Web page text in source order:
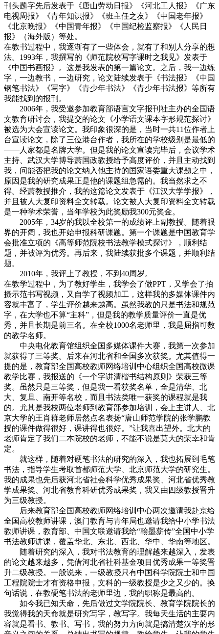
刊头题字先后发表于《唐山劳动日报》《河北工人报》《广东
电视周报》《青年知识报》《班主任之友》《中国老年报》
《北京晚报》《中国青年报》《中国纪检监察报》《人民日
报》（海外版）等处。
在教书过程中，我逐渐有了一些体会，就有了和别人分享的想
法。1993年，我撰写的《师范院校写字课时之我见》发表于
《中国书画报》。这是我发表的第一篇论文。之后，我一边练
字，一边教书，一边研究，论文陆续发表于《书法报》《中国
钢笔书法》《写字》《青少年书法》《青少年书法报》等所有
我能找到的报刊。
2006年，我受邀参加教育部语言文字报刊社主办的全国语
文教育研讨会，我提交的论文《小学语文课本字形规范探讨》
被选为大会宣读论文。我印象很深的是，当时一共11位作者上
台宣读论文，除了三位港台作者，我所在的学校级别是最低的
——人家都是名牌大学。但是我的论文宣读完毕后，会议学术
主持、武汉大学博导萧国政教授给予高度评价，并且主动找到
我，问能否把我的论文纳入他主持的国家语委重大课题之中，
原因是我的研究成果正是他的课题组急需的。我当然求之不
得。经萧教授推介，我的这篇论文发表于《江汉大学学报》，
并且被人大复印资料全文转载。论文被人大复印资料全文转载
是一种学术荣誉，当年学校为此奖励我300元奖金。
2005年，34岁的我以全校第一的成绩评上副教授。随着眼
界的开阔，我也开始申报科研课题。第一个课题是中国教育学
会批准立项的《高等师范院校书法教学模式探讨》，顺利结
题，并被评为优秀。再后来，我陆续获批多个课题，并顺利结
题。
2010年，我评上了教授，不到40周岁。
在教学过程中，为了教好学生，我学会了做PPT，又学会了拍
摄示范书写视频，又自学了视频加工，这样我的多媒体课件内
容就丰富了，学生评价越来越高。虽然我教的只是书法和规范
字，在大学也不算“主科”，但是我的教学质量评价一直是优
秀，并且长期是前三名。在全校1000名老师里，我是屈指可数
的教学名师。
中央电化教育馆组织全国多媒体课件大赛，我第一次参加
就获得了三等奖。后来在河北省和全国多次获奖。尤其值得一
提的是，教育部全国高校教师网络培训中心组织全国高校微课
教学比赛，我报送的《一个字讲清楷书结构原则》荣获三等
奖。虽然只是三等奖，但是我一看获奖名单，全是清华、北
大、复旦、南开等名校，而且书法类唯一获奖的课程就是我
的。尤其是我校两位老师到教育部参加培训，会上主讲人、北
京大学的王肖群老师居然点名表扬“唐山师范学院的张学鹏教
授的课件做得很好，课讲得也很好。”让我喜出望外。北大的
老师肯定了我们二本院校的老师，不能不说是莫大的荣幸和肯
定。
就这样，随着对硬笔书法的研究的深入，我也拓展到毛笔
书法，指导学生考取首都师范大学、北京师范大学的研究生。
我的成果也先后获河北省社会科学优秀成果奖、河北省优秀教
学成果奖、河北省教育科研优秀成果奖，我又由四级教授晋升
为三级教授。
后来教育部全国高校教师网络培训中心两次邀请我赴京给
全国高校教师讲课，澳门教育与青年局也邀请我给中小学书法
教师讲课，教育部、中国文联邀请我给“翰墨薪传”全国中小学
书法教师讲课，覆盖华北、东北、西北、华中、华南等地区。
随着研究的深入，我对书法教育的理解越来越深入，发表
的论文越来越多，凭借河北省社科基金项目优秀成果一等奖晋
升二级教授。一般说来，一级教授只有中国科学院院士和中国
工程院院士才有资格申报，文科的一级教授是少之又少的。换
句话说，在教硬笔书法的老师里边，我的职称是最高的。
如今我已知天命，先后做过文学院院长、教育学院院长的
我觉得我的天命就是研究写字，教写字。我每天生活的主要内
容就是看书、教书、写书，我的努力方向就是搞清楚汉字的形